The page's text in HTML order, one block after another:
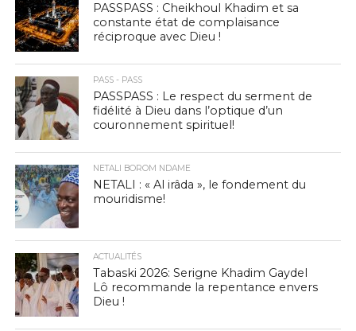
PASSPASS : Cheikhoul Khadim et sa
constante état de complaisance
réciproque avec Dieu !
PASS - PASS
PASSPASS : Le respect du serment de
fidélité à Dieu dans l’optique d’un
couronnement spirituel!
NETALI BOROM NDAME
NETALI : « Al irâda », le fondement du
mouridisme!
ACTUALITÉS
Tabaski 2026: Serigne Khadim Gaydel
Lô recommande la repentance envers
Dieu !